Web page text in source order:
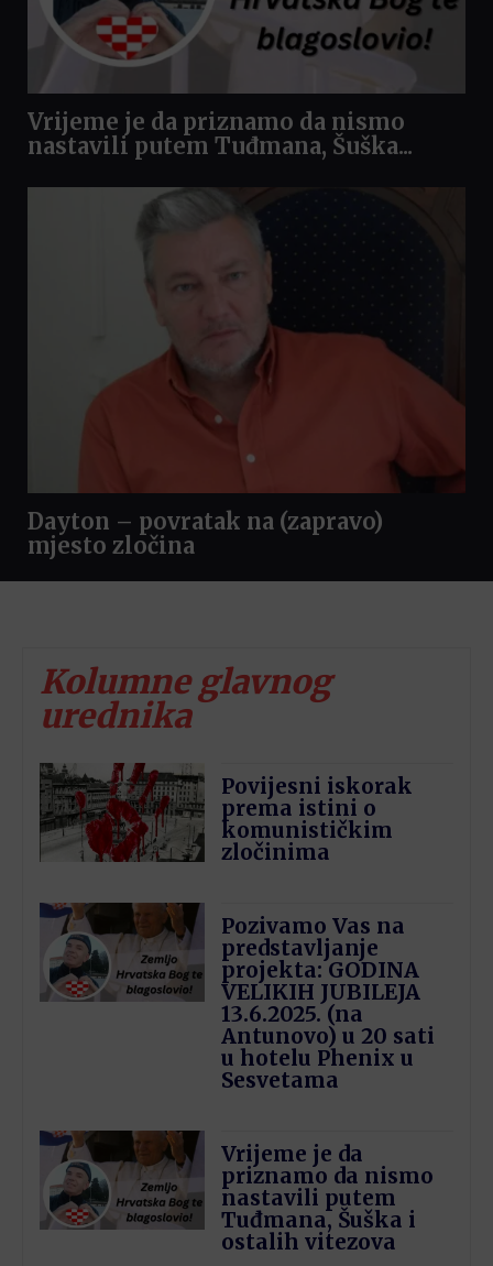
Vrijeme je da priznamo da nismo
nastavili putem Tuđmana, Šuška...
Dayton – povratak na (zapravo)
mjesto zločina
Kolumne glavnog
urednika
Povijesni iskorak
prema istini o
komunističkim
zločinima
Pozivamo Vas na
predstavljanje
projekta: GODINA
VELIKIH JUBILEJA
13.6.2025. (na
Antunovo) u 20 sati
u hotelu Phenix u
Sesvetama
Vrijeme je da
priznamo da nismo
nastavili putem
Tuđmana, Šuška i
ostalih vitezova